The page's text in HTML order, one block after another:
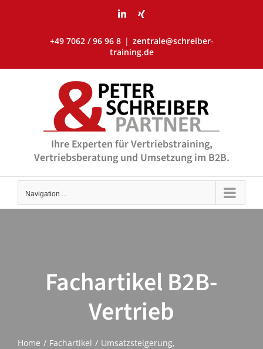
LinkedIn
Xing
+49 7062 / 96 96 8 | zentrale@schreiber-
training.de
Ihre Experten für Vertriebstraining,
Vertriebsberatung und Umsetzung im B2B.
Navigation ...
Fachartikel B2B-
Vertrieb
Home Fachartikel
Umsatzsteigerung